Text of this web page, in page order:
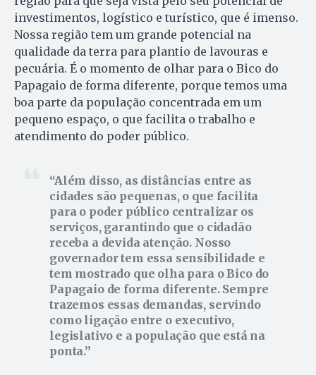
investimentos, logístico e turístico, que é imenso.
Nossa região tem um grande potencial na
qualidade da terra para plantio de lavouras e
pecuária. É o momento de olhar para o Bico do
Papagaio de forma diferente, porque temos uma
boa parte da população concentrada em um
pequeno espaço, o que facilita o trabalho e
atendimento do poder público.
Além disso, as distâncias entre as
cidades são pequenas, o que facilita
para o poder público centralizar os
serviços, garantindo que o cidadão
receba a devida atenção. Nosso
governador tem essa sensibilidade e
tem mostrado que olha para o Bico do
Papagaio de forma diferente. Sempre
trazemos essas demandas, servindo
como ligação entre o executivo,
legislativo e a população que está na
ponta.